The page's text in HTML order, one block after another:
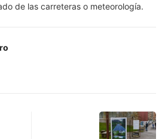
de las carreteras o meteorología.